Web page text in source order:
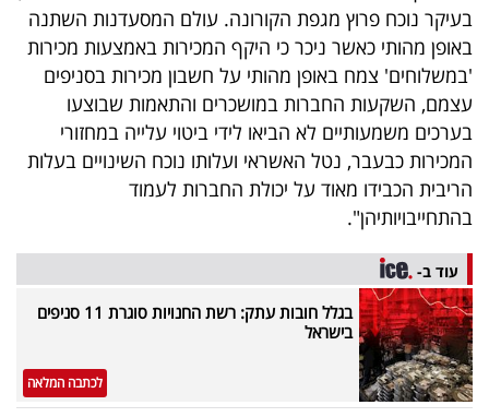
הכלכלי
פודקאסט
40
UNDER
40
שיתופי
פעולה
דרושים
בעיקר נוכח פרוץ מגפת הקורונה. עולם המסעדנות השתנה
באופן מהותי כאשר ניכר כי היקף המכירות באמצעות מכירות
'במשלוחים' צמח באופן מהותי על חשבון מכירות בסניפים
עצמם, השקעות החברות במושכרים והתאמות שבוצעו
בערכים משמעותיים לא הביאו לידי ביטוי עלייה במחזורי
המכירות כבעבר, נטל האשראי ועלותו נוכח השינויים בעלות
הריבית הכבידו מאוד על יכולת החברות לעמוד
בהתחייבויותיהן".
עוד ב-
בגלל חובות עתק: רשת החנויות סוגרת 11 סניפים
בישראל
לכתבה המלאה